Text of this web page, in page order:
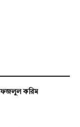
ফজলুল করিম